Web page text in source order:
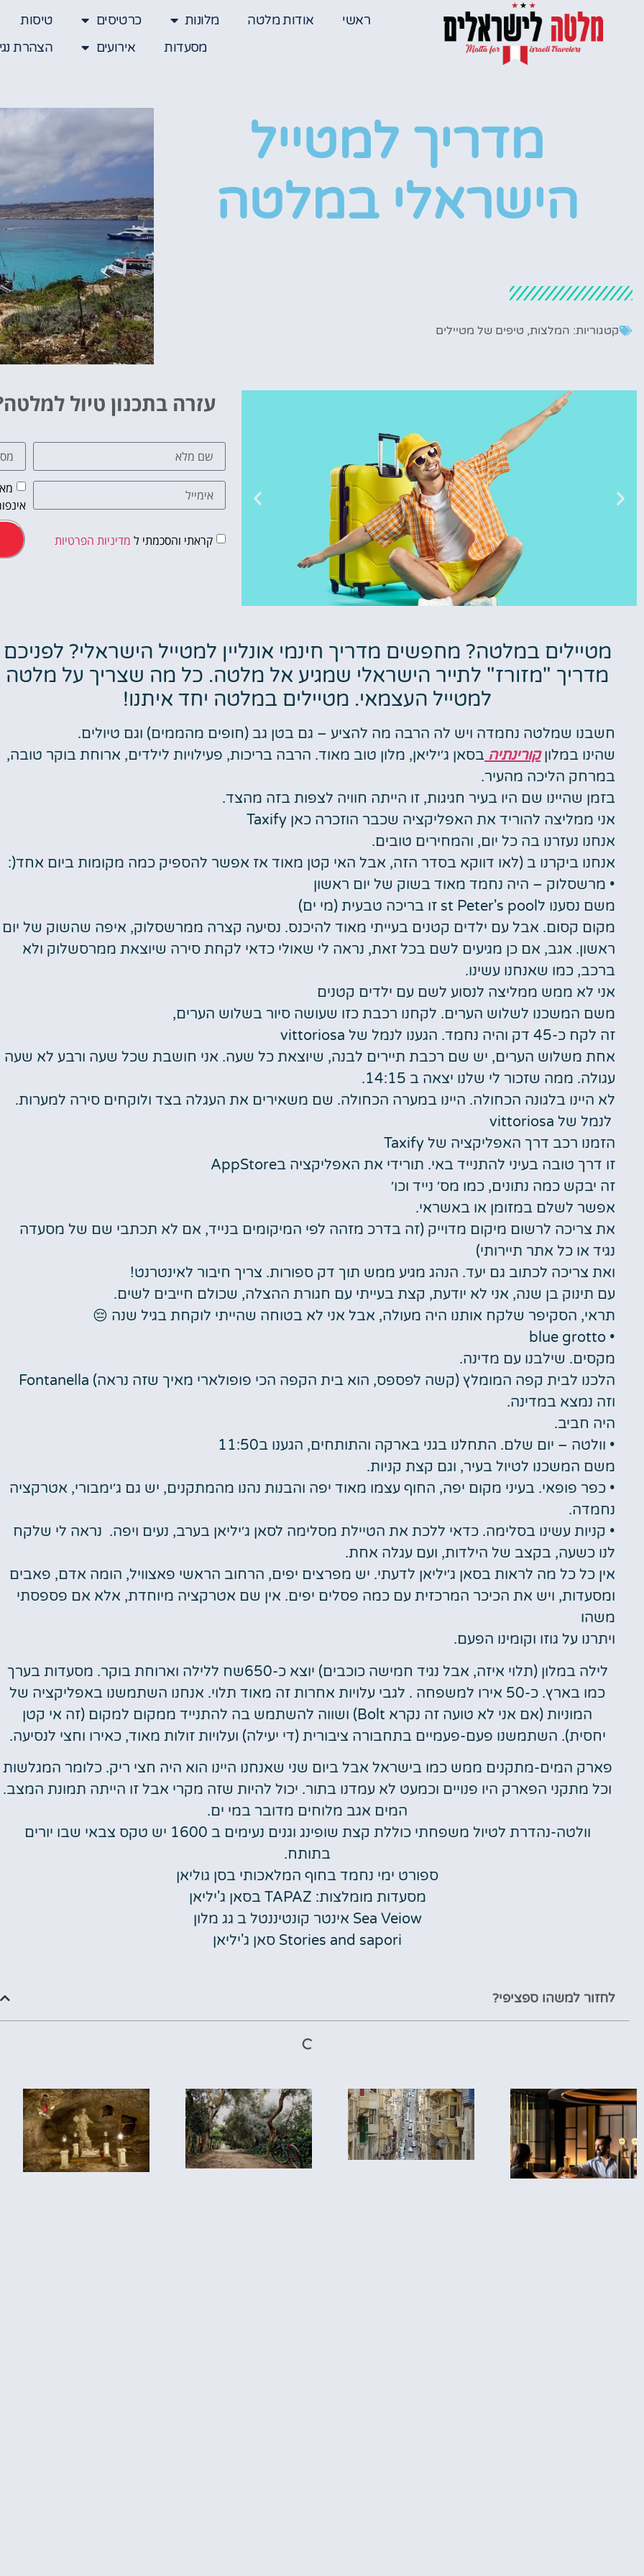
ראשי אודות מלטה מלונות כרטיסים טיסות
מסעדות
אירועים הצהרת
מדריך למטייל
הישראלי במלטה
קטגוריות: המלצות, טיפים של מטיילים
טיסות
מציאת
לחצו
פה!
מלונות
מציאת מלון
מומלץ?
לחצו
פה!
עזרה בתכנון טיול
קראתי והסכמתי ל מדיניות הפרטיות
מטיילים במלטה? מחפשים מדריך חינמי אונליין למטייל הישראלי? לפניכם
מדריך "מזורז" לתייר הישראלי שמגיע אל מלטה. כל מה שצריך על מלטה
למטייל העצמאי. מטיילים במלטה יחד איתנו!
חשבנו שמלטה נחמדה ויש לה הרבה מה להציע – גם בטן גב (חופים מהממים) וגם טיולים.
שהינו במלוןקורינתיה בסאן ג׳יליאן, מלון טוב מאוד. הרבה בריכות, פעילויות לילדים, ארוחת בוקר טובה,
במרחק הליכה מהעיר.
בזמן שהיינו שם היו בעיר חגיגות, זו הייתה חוויה לצפות בזה מהצד.
אני ממליצה להוריד את האפליקציה שכבר הוזכרה כאן Taxify
אנחנו נעזרנו בה כל יום, והמחירים טובים.
אנחנו ביקרנו ב (לאו דווקא בסדר הזה, אבל האי קטן מאוד אז אפשר להספיק כמה מקומות ביום אחד(:
• מרשסלוק – היה נחמד מאוד בשוק של יום ראשון
משם נסענו לst Peter's pool זו בריכה טבעית (מי ים)
מקום קסום. אבל עם ילדים קטנים בעייתי מאוד להיכנס. נסיעה קצרה ממרשסלוק, איפה שהשוק של יום
ראשון. אגב, אם כן מגיעים לשם בכל זאת, נראה לי שאולי כדאי לקחת סירה שיוצאת ממרסשלוק ולא
ברכב, כמו שאנחנו עשינו.
אני לא ממש ממליצה לנסוע לשם עם ילדים קטנים
משם המשכנו לשלוש הערים. לקחנו רכבת כזו שעושה סיור בשלוש הערים,
זה לקח כ-45 דק והיה נחמד. הגענו לנמל של vittoriosa
אחת משלוש הערים, יש שם רכבת תיירים לבנה, שיוצאת כל שעה. אני חושבת שכל שעה ורבע לא שעה
עגולה. ממה שזכור לי שלנו יצאה ב 14:15.
לא היינו בלגונה הכחולה. היינו במערה הכחולה. שם משאירים את העגלה בצד ולוקחים סירה למערות.
לנמל של vittoriosa
הזמנו רכב דרך האפליקציה של Taxify
זו דרך טובה בעיני להתנייד באי. תורידי את האפליקציה בAppStore
זה יבקש כמה נתונים, כמו מס׳ נייד וכו׳
אפשר לשלם במזומן או באשראי.
את צריכה לרשום מיקום מדוייק (זה בדרכ מזהה לפי המיקומים בנייד, אם לא תכתבי שם של מסעדה
נגיד או כל אתר תיירותי)
ואת צריכה לכתוב גם יעד. הנהג מגיע ממש תוך דק ספורות. צריך חיבור לאינטרנט!
עם תינוק בן שנה, אני לא יודעת, קצת בעייתי עם חגורת ההצלה, שכולם חייבים לשים.
תראי, הסקיפר שלקח אותנו היה מעולה, אבל אני לא בטוחה שהייתי לוקחת בגיל שנה 😔
• blue grotto
מקסים. שילבנו עם מדינה.
הלכנו לבית קפה המומלץ (קשה לפספס, הוא בית הקפה הכי פופולארי מאיך שזה נראה) Fontanella
וזה נמצא במדינה.
היה חביב.
• וולטה – יום שלם. התחלנו בגני בארקה והתותחים, הגענו ב11:50
משם המשכנו לטיול בעיר, וגם קצת קניות.
• כפר פופאי. בעיני מקום יפה, החוף עצמו מאוד יפה והבנות נהנו מהמתקנים, יש גם ג׳ימבורי, אטרקציה
נחמדה.
• קניות עשינו בסלימה. כדאי ללכת את הטיילת מסלימה לסאן ג׳יליאן בערב, נעים ויפה. נראה לי שלקח
לנו כשעה, בקצב של הילדות, ועם עגלה אחת.
אין כל כל מה לראות בסאן ג׳יליאן לדעתי. יש מפרצים יפים, הרחוב הראשי פאצוויל, הומה אדם, פאבים
ומסעדות, ויש את הכיכר המרכזית עם כמה פסלים יפים. אין שם אטרקציה מיוחדת, אלא אם פספסתי
משהו
ויתרנו על גוזו וקומינו הפעם.
לילה במלון (תלוי איזה, אבל נגיד חמישה כוכבים) יוצא כ-650שח ללילה וארוחת בוקר. מסעדות בערך
כמו בארץ. כ-50 אירו למשפחה . לגבי עלויות אחרות זה מאוד תלוי. אנחנו השתמשנו באפליקציה של
המוניות (אם אני לא טועה זה נקרא Bolt) ושווה להשתמש בה להתנייד ממקום למקום (זה אי קטן
יחסית). השתמשנו פעם-פעמיים בתחבורה ציבורית (די יעילה) ועלויות זולות מאוד, כאירו וחצי לנסיעה.
פארק המים-מתקנים ממש כמו בישראל אבל ביום שני שאנחנו היינו הוא היה חצי ריק. כלומר המגלשות
וכל מתקני הפארק היו פנויים וכמעט לא עמדנו בתור. יכול להיות שזה מקרי אבל זו הייתה תמונת המצב.
המים אגב מלוחים מדובר במי ים.
וולטה-נהדרת לטיול משפחתי כוללת קצת שופינג וגנים נעימים ב 1600 יש טקס צבאי שבו יורים
בתותח.
ספורט ימי נחמד בחוף המלאכותי בסן גוליאן
מסעדות מומלצות: TAPAZ בסאן ג'יליאן
Sea Veiow אינטר קונטיננטל ב גג מלון
Stories and sapori סאן ג'יליאן
לחזור למשהו ספציפי?